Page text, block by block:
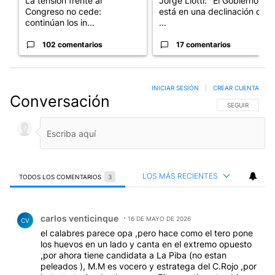
Congreso no cede:
continúan los in...
102 comentarios
está en una declinación que
...
17 comentarios
Conversación SIGA ESTA
SEGUIR
INICIAR SESIÓN CREAR CUENTA
TODOS LOS COMENTARIOS 3 LOS MÁS RECIENTES
CV carlos venticinque 16 DE MAYO DE 2026
el calabres parece opa ,pero hace como el tero pone
los huevos en un lado y canta en el extremo opuesto
,por ahora tiene candidata a La Piba (no estan
peleados ), M.M es vocero y estratega del C.Rojo ,por